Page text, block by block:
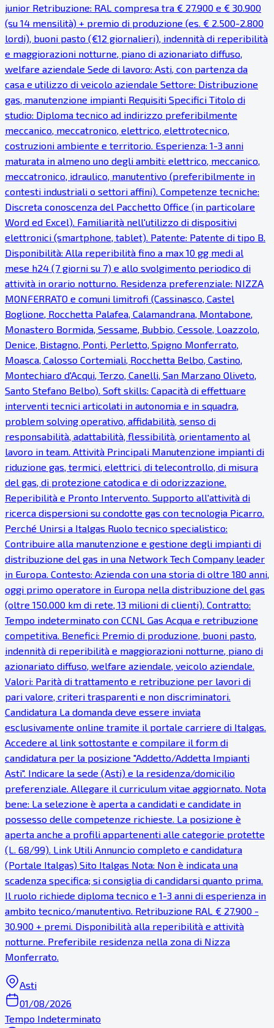
junior Retribuzione: RAL compresa tra € 27.900 e € 30.900
(su 14 mensilità) + premio di produzione (es. € 2.500-2.800
lordi), buoni pasto (€12 giornalieri), indennità di reperibilità
e maggiorazioni notturne, piano di azionariato diffuso,
welfare aziendale Sede di lavoro: Asti, con partenza da
casa e utilizzo di veicolo aziendale Settore: Distribuzione
gas, manutenzione impianti Requisiti Specifici Titolo di
studio: Diploma tecnico ad indirizzo preferibilmente
meccanico, meccatronico, elettrico, elettrotecnico,
costruzioni ambiente e territorio. Esperienza: 1-3 anni
maturata in almeno uno degli ambiti: elettrico, meccanico,
meccatronico, idraulico, manutentivo (preferibilmente in
contesti industriali o settori affini). Competenze tecniche:
Discreta conoscenza del Pacchetto Office (in particolare
Word ed Excel). Familiarità nell'utilizzo di dispositivi
elettronici (smartphone, tablet). Patente: Patente di tipo B.
Disponibilità: Alla reperibilità fino a max 10 gg medi al
mese h24 (7 giorni su 7) e allo svolgimento periodico di
attività in orario notturno. Residenza preferenziale: NIZZA
MONFERRATO e comuni limitrofi (Cassinasco, Castel
Boglione, Rocchetta Palafea, Calamandrana, Montabone,
Monastero Bormida, Sessame, Bubbio, Cessole, Loazzolo,
Denice, Bistagno, Ponti, Perletto, Spigno Monferrato,
Moasca, Calosso Cortemiali, Rocchetta Belbo, Castino,
Montechiaro d'Acqui, Terzo, Canelli, San Marzano Oliveto,
Santo Stefano Belbo). Soft skills: Capacità di effettuare
interventi tecnici articolati in autonomia e in squadra,
problem solving operativo, affidabilità, senso di
responsabilità, adattabilità, flessibilità, orientamento al
lavoro in team. Attività Principali Manutenzione impianti di
riduzione gas, termici, elettrici, di telecontrollo, di misura
del gas, di protezione catodica e di odorizzazione.
Reperibilità e Pronto Intervento. Supporto all'attività di
ricerca dispersioni su condotte gas con tecnologia Picarro.
Perché Unirsi a Italgas Ruolo tecnico specialistico:
Contribuire alla manutenzione e gestione degli impianti di
distribuzione del gas in una Network Tech Company leader
in Europa. Contesto: Azienda con una storia di oltre 180 anni,
oggi primo operatore in Europa nella distribuzione del gas
(oltre 150.000 km di rete, 13 milioni di clienti). Contratto:
Tempo indeterminato con CCNL Gas Acqua e retribuzione
competitiva. Benefici: Premio di produzione, buoni pasto,
indennità di reperibilità e maggiorazioni notturne, piano di
azionariato diffuso, welfare aziendale, veicolo aziendale.
Valori: Parità di trattamento e retribuzione per lavori di
pari valore, criteri trasparenti e non discriminatori.
Candidatura La domanda deve essere inviata
esclusivamente online tramite il portale carriere di Italgas.
Accedere al link sottostante e compilare il form di
candidatura per la posizione "Addetto/Addetta Impianti
Asti". Indicare la sede (Asti) e la residenza/domicilio
preferenziale. Allegare il curriculum vitae aggiornato. Nota
bene: La selezione è aperta a candidati e candidate in
possesso delle competenze richieste. La posizione è
aperta anche a profili appartenenti alle categorie protette
(L. 68/99). Link Utili Annuncio completo e candidatura
(Portale Italgas) Sito Italgas Nota: Non è indicata una
scadenza specifica; si consiglia di candidarsi quanto prima.
Il ruolo richiede diploma tecnico e 1-3 anni di esperienza in
ambito tecnico/manutentivo. Retribuzione RAL € 27.900 -
30.900 + premi. Disponibilità alla reperibilità e attività
notturne. Preferibile residenza nella zona di Nizza
Monferrato.
Asti
01/08/2026
Tempo Indeterminato